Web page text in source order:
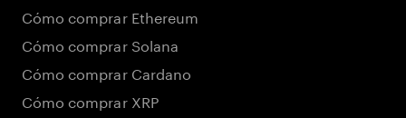
Cómo comprar Ethereum
Cómo comprar Solana
Cómo comprar Cardano
Cómo comprar XRP